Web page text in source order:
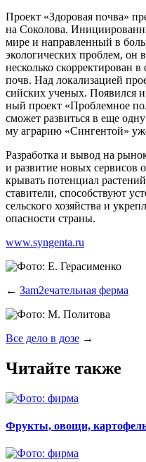
Про­ект «Здо­ро­вая поч­ва»
на Соко­ло­ва.
мире и направ­лен­ный в
эко­ло­ги­че­ских про­блем, он
несколь­ко скор­рек­ти­ро­ван
почв. Над лока­ли­за­ци­ей
сий­ских уче­ных. Появил­ся
ный про­ект «Про­блем­ное
смо­жет раз­вить­ся в еще
му агра­рию «Син­ген­той»
Раз­ра­бот­ка и вывод на
и раз­ви­тие новых сер­ви­сов
кры­вать потен­ци­ал
ста­ви­те­ли, спо­соб­ству­ют
сель­ско­го хозяй­ства и
опас­но­сти страны.
www.syngenta.ru
← Заm2ечательная ферма
Все дело в дозе →
Читайте также
Фрукты, овощи,